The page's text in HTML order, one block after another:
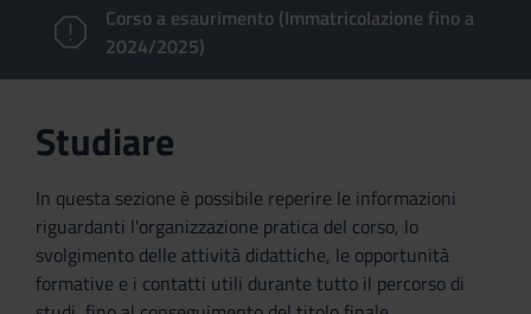
Corso a esaurimento (Immatricolazione fino a
2024/2025)
Studiare
In questa sezione è possibile reperire le informazioni
riguardanti l'organizzazione pratica del corso, lo
svolgimento delle attività didattiche, le opportunità
formative e i contatti utili durante tutto il percorso di